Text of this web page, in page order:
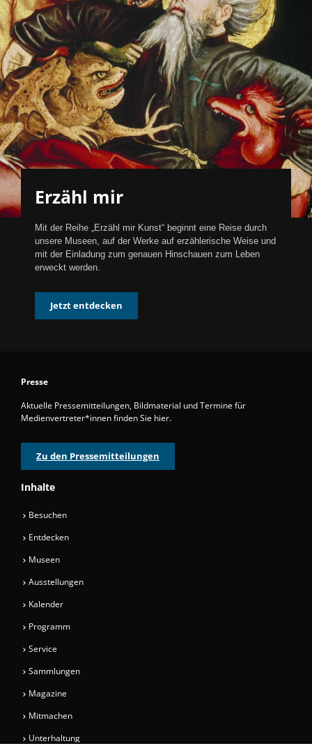
Erzähl mir
Mit der Reihe „Erzähl mir Kunst“ beginnt eine Reise durch
unsere Museen, auf der Werke auf erzählerische Weise und
mit der Einladung zum genauen Hinschauen zum Leben
erweckt werden.
Jetzt entdecken
Presse
Aktuelle Pressemitteilungen, Bildmaterial und Termine für
Medienvertreter*innen finden Sie hier.
Zu den Pressemitteilungen
Inhalte
Besuchen
Entdecken
Museen
Ausstellungen
Kalender
Programm
Service
Sammlungen
Magazine
Mitmachen
Unterhaltung